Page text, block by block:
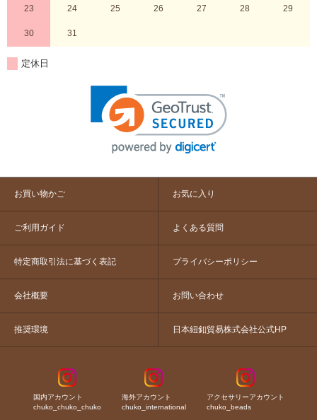
23 24 25 26 27 28 29
30 31
定休日
お買い物かご お気に入り
ご利用ガイド よくある質問
特定商取引法に基づく表記 プライバシーポリシー
会社概要 お問い合わせ
推奨環境 日本紐釦貿易株式会社公式HP
国内アカウント
chuko_chuko_chuko
海外アカウント
chuko_international
アクセサリーアカウント
chuko_beads